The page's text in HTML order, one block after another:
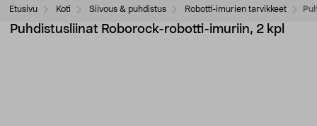
Etusivu Koti Siivous & puhdistus Robotti-imurien tarvikkeet
Puhdistusliinat Roborock-robotti-imuriin, 2 kpl